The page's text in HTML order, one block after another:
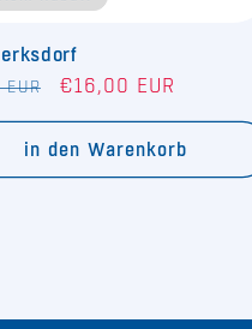
Verkaufspreis
€16,00 EUR
in den Warenkorb